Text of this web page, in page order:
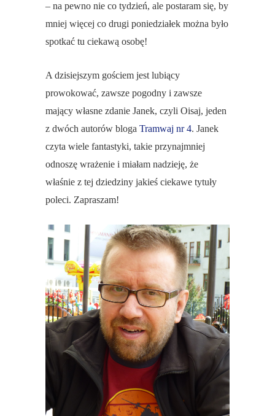
– na pewno nie co tydzień, ale postaram się, by
mniej więcej co drugi poniedziałek można było
spotkać tu ciekawą osobę!
A dzisiejszym gościem jest lubiący
prowokować, zawsze pogodny i zawsze
mający własne zdanie Janek, czyli Oisaj, jeden
z dwóch autorów bloga Tramwaj nr 4. Janek
czyta wiele fantastyki, takie przynajmniej
odnoszę wrażenie i miałam nadzieję, że
właśnie z tej dziedziny jakieś ciekawe tytuły
poleci. Zapraszam!